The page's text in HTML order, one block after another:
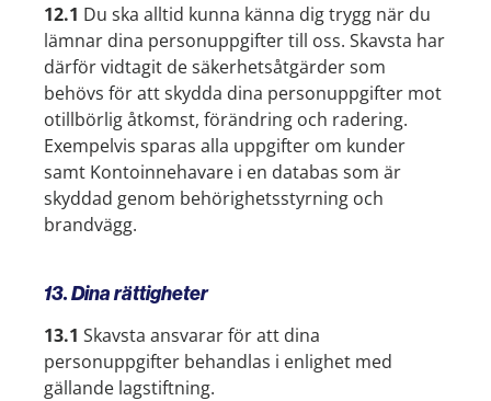
12.1 Du ska alltid kunna känna dig trygg när du
lämnar dina personuppgifter till oss. Skavsta har
därför vidtagit de säkerhetsåtgärder som
behövs för att skydda dina personuppgifter mot
otillbörlig åtkomst, förändring och radering.
Exempelvis sparas alla uppgifter om kunder
samt Kontoinnehavare i en databas som är
skyddad genom behörighetsstyrning och
brandvägg.
13. Dina rättigheter
13.1 Skavsta ansvarar för att dina
personuppgifter behandlas i enlighet med
gällande lagstiftning.